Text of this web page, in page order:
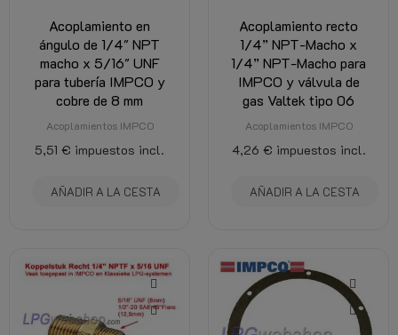
Acoplamiento en
ángulo de 1/4" NPT
macho x 5/16" UNF
para tubería IMPCO y
cobre de 8 mm
Acoplamientos IMPCO
5,51 € impuestos incl.
AÑADIR A LA CESTA
Acoplamiento recto
1/4” NPT-Macho x
1/4” NPT-Macho para
IMPCO y válvula de
gas Valtek tipo 06
Acoplamientos IMPCO
4,26 € impuestos incl.
AÑADIR A LA CESTA